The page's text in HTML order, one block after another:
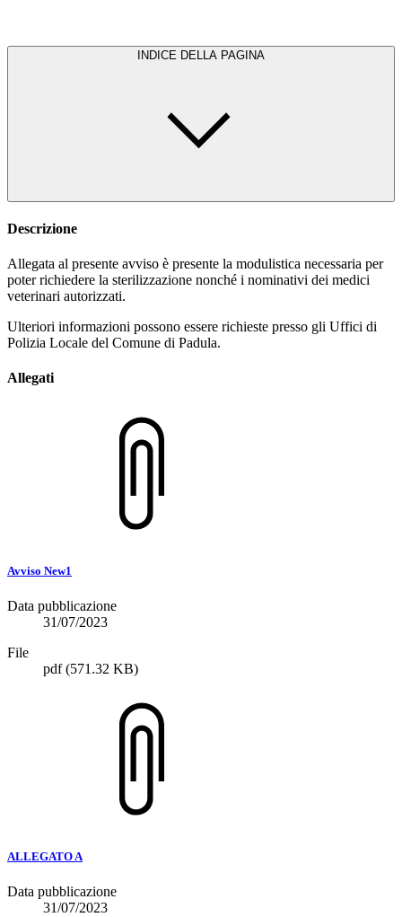
INDICE DELLA PAGINA
Descrizione
Allegata al presente avviso è presente la modulistica necessaria per
poter richiedere la sterilizzazione nonché i nominativi dei medici
veterinari autorizzati.
Ulteriori informazioni possono essere richieste presso gli Uffici di
Polizia Locale del Comune di Padula.
Allegati
Avviso New1
Data pubblicazione
31/07/2023
File
pdf(571.32 KB)
ALLEGATO A
Data pubblicazione
31/07/2023